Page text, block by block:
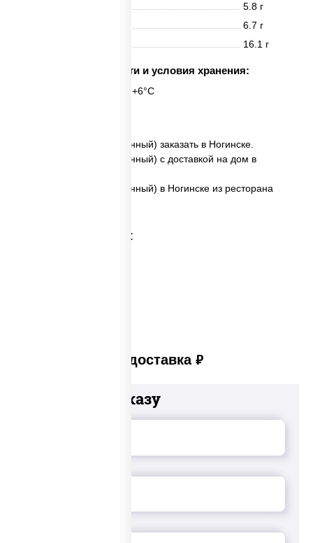
5.8 г
6.7 г
16.1 г
Срок годности и условия хранения:
6 часов при t° от +2°C до +6°C
✅ Сальмон ролл (запеченный) заказать в Ногинске.
✅ Сальмон ролл (запеченный) с доставкой на дом в
✅ Сальмон ролл (запеченный) в Ногинске из ресторана
Категории товара:
Платная доставка руб
Добавьте к заказу